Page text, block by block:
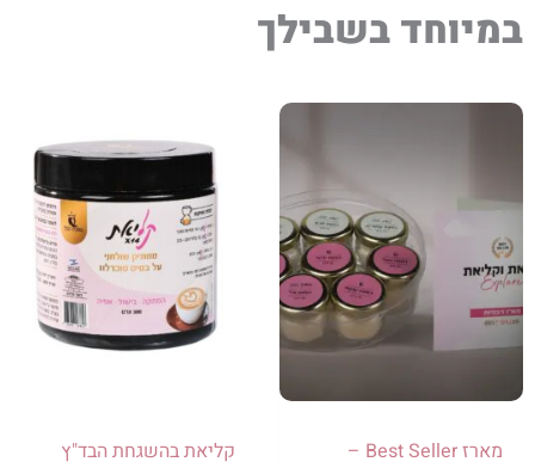
במיוחד בשבילך
מארז Best Seller –
קליאת בהשגחת הבד"ץ
מספר
סוגים.
ניתן
לבחור
האפשרויות